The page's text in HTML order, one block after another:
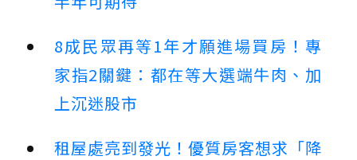
8成民眾再等1年才願進場買房！專
家指2關鍵：都在等大選端牛肉、加
上沉迷股市
租屋處亮到發光！優質房客想求「降